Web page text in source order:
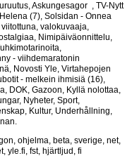
Askungesagor , TV-Nytt
(7), Solsidan - Onnea
valokuvaaja,
Nimipäiväonnittelu,
- viihdemaratonin
Novosti Yle, Virtahepojen
- melkein ihmisiä (16),
DOK, Gazoon, Kyllä nolottaa,
Nyheter, Sport,
Kultur, Underhållning,
ohjelma, beta, sverige, net,
yle.fi, fst, hjärtljud, fi